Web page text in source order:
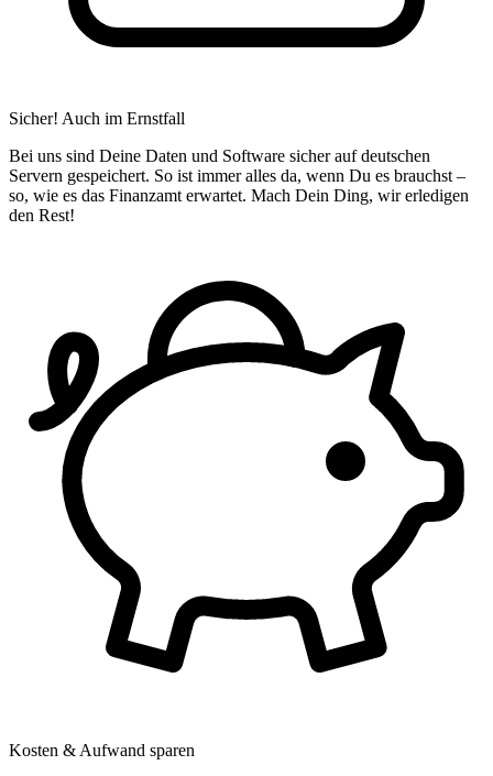
Sicher! Auch im Ernstfall
Bei uns sind Deine Daten und Software sicher auf deutschen
Servern gespeichert. So ist immer alles da, wenn Du es brauchst –
so, wie es das Finanzamt erwartet. Mach Dein Ding, wir erledigen
den Rest!
Kosten & Aufwand sparen